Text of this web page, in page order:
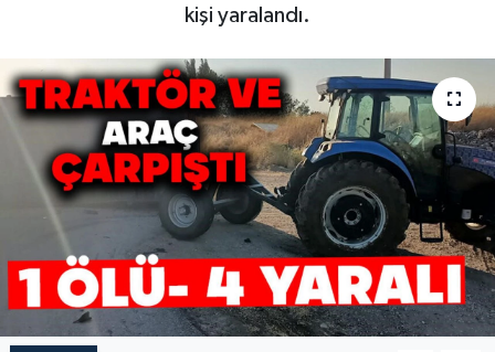
kişi yaralandı.